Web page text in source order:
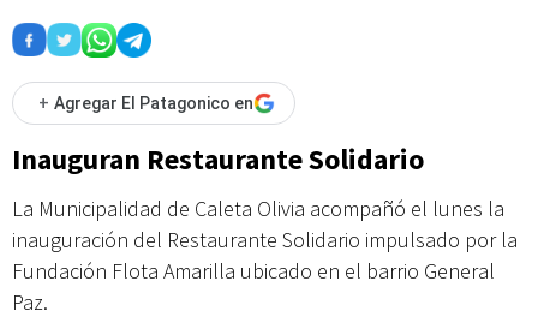
+ Agregar El Patagonico en
Inauguran Restaurante Solidario
La Municipalidad de Caleta Olivia acompañó el lunes la
inauguración del Restaurante Solidario impulsado por la
Fundación Flota Amarilla ubicado en el barrio General
Paz.